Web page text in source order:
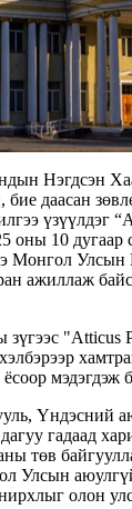
Нэгдсэн
бие даасан
үзүүлдэг
оны 10 дугаар
Монгол Улсын
ажиллаж
"Atticus
мэдэгдэж
Үндэсний
гадаад
төв
Улсын
олон